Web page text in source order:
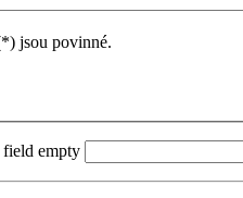
*) jsou povinné.
empty